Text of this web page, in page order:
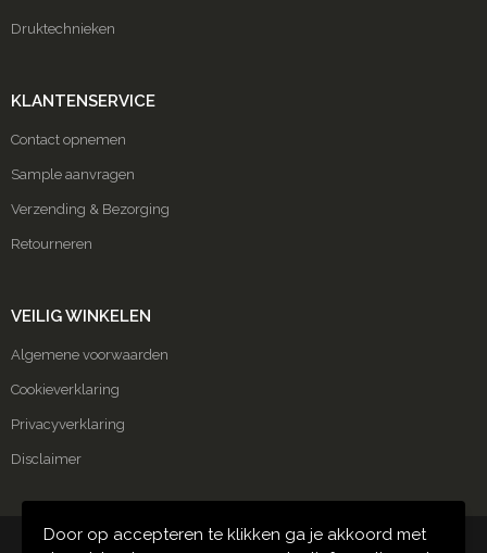
Druktechnieken
KLANTENSERVICE
Contact opnemen
Sample aanvragen
Verzending & Bezorging
Retourneren
VEILIG WINKELEN
Algemene voorwaarden
Cookieverklaring
Privacyverklaring
Disclaimer
Door op accepteren te klikken ga je akkoord met